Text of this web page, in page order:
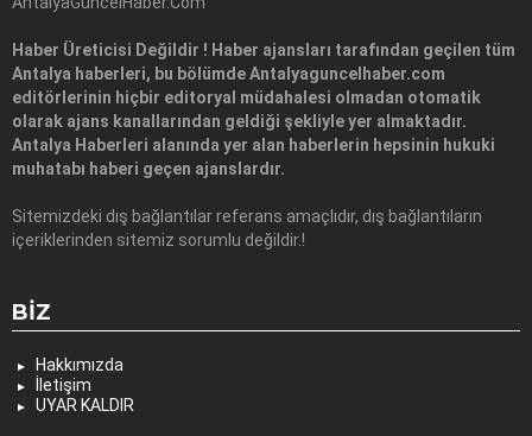
Haber Üreticisi Değildir ! Haber ajansları tarafından geçilen tüm
Antalya haberleri, bu bölümde Antalyaguncelhaber.com
editörlerinin hiçbir editoryal müdahalesi olmadan otomatik
olarak ajans kanallarından geldiği şekliyle yer almaktadır.
Antalya Haberleri alanında yer alan haberlerin hepsinin hukuki
muhatabı haberi geçen ajanslardır.
Sitemizdeki dış bağlantılar referans amaçlıdır, dış bağlantıların
içeriklerinden sitemiz sorumlu değildir.!
BIZ
Hakkımızda
İletişim
UYAR KALDIR